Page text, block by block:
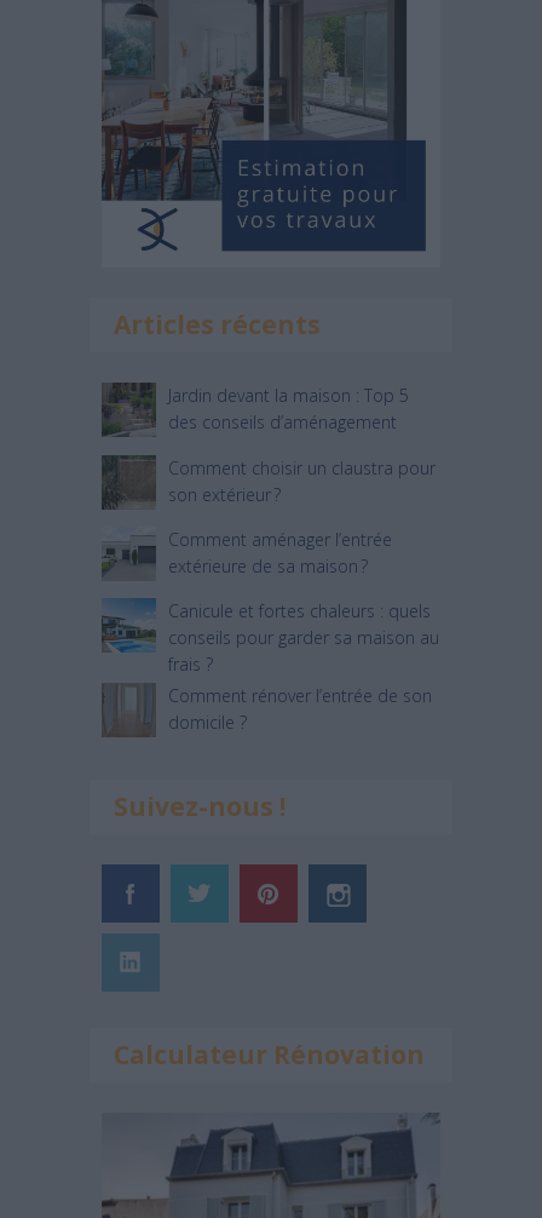
Articles récents
Jardin devant la maison : Top 5
des conseils d’aménagement
Comment choisir un claustra pour
son extérieur ?
Comment aménager l’entrée
extérieure de sa maison ?
Canicule et fortes chaleurs : quels
conseils pour garder sa maison au
frais ?
Comment rénover l’entrée de son
domicile ?
Suivez-nous !
Calculateur Rénovation